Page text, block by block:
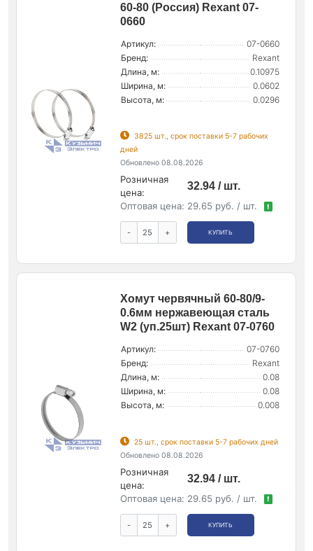
60-80 (Россия) Rexant 07-
0660
Артикул:
07-0660
Бренд:
Rexant
Длина, м:
0.10975
Ширина, м:
0.0602
Высота, м:
0.0296
3825 шт., срок поставки 5-7 рабочих
дней
Обновлено 08.08.2026
Розничная
цена:
32.94 / шт.
Оптовая цена: 29.65 руб. / шт. !
- + КУПИТЬ
Хомут червячный 60-80/9-
0.6мм нержавеющая сталь
W2 (уп.25шт) Rexant 07-0760
Артикул:
07-0760
Бренд:
Rexant
Длина, м:
0.08
Ширина, м:
0.08
Высота, м:
0.008
25 шт., срок поставки 5-7 рабочих дней
Обновлено 08.08.2026
Розничная
цена:
32.94 / шт.
Оптовая цена: 29.65 руб. / шт. !
- + КУПИТЬ